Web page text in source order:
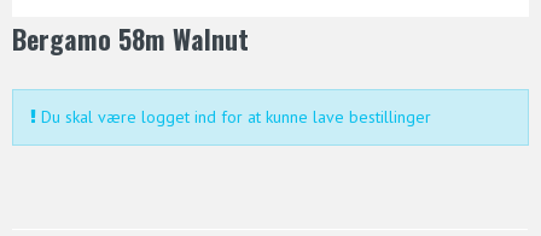
Bergamo 58m Walnut
Du skal være logget ind for at kunne lave bestillinger